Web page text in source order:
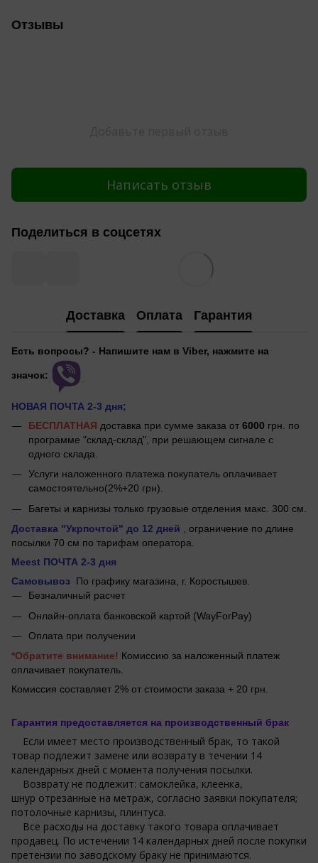
Отзывы
Написать отзыв
Поделиться в соцсетях
Доставка Оплата Гарантия
Есть вопросы? - Напишите нам в Viber, нажмите на
значок:
НОВАЯ ПОЧТА 2-3 дня;
БЕСПЛАТНАЯ доставка при сумме заказа от 6000 грн. по
программе "склад-склад", при решающем сигнале с
одного склада.
Услуги наложенного платежа покупатель оплачивает
самостоятельно(2%+20 грн).
Багеты и карнизы только грузовые отделения макс. 300 см.
Доставка "Укрпочтой" до 12 дней
ограничение по длине
посылки 70 см по тарифам оператора.
Meest ПОЧТА 2-3 дня
Самовывоз
По графику магазина, г. Коростышев.
Безналичный расчет
Онлайн-оплата банковской картой (WayForPay)
Оплата при получении
*Обратите внимание! Комиссию за наложенный платеж
оплачивает покупатель.
Комиссия составляет 2% от стоимости заказа + 20 грн.
Гарантия предоставляется на производственный брак
Если имеет место производственный брак, то такой
товар подлежит замене или возврату в течении 14
календарных дней с момента получения посылки.
Возврату не подлежит: самоклейка, клеенка,
шнур отрезанные на метраж, согласно заявки покупателя;
потолочные карнизы, плинтуса.
Все расходы на доставку такого товара оплачивает
продавец. По истечении 14 календарных дней после покупки
претензии по заводскому браку не принимаются.